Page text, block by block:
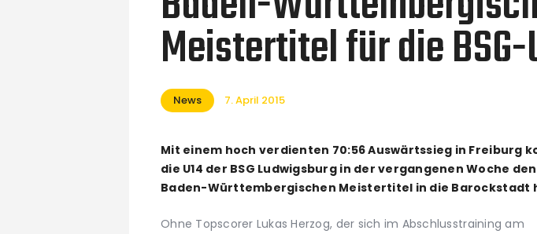
Meistertitel für die BSG-
News 7. April 2015
Mit einem hoch verdienten 70:56 Auswärtssieg in Freiburg
die U14 der BSG Ludwigsburg in der vergangenen Woche den
Baden-Württembergischen Meistertitel in die Barockstadt
Ohne Topscorer Lukas Herzog, der sich im Abschlusstraining am